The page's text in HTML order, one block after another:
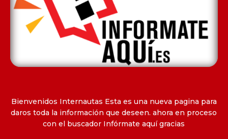
Bienvenidos Internautas Esta es una nueva pagina para
daros toda la información que deseen. ahora en proceso
con el buscador Infórmate aquí gracias